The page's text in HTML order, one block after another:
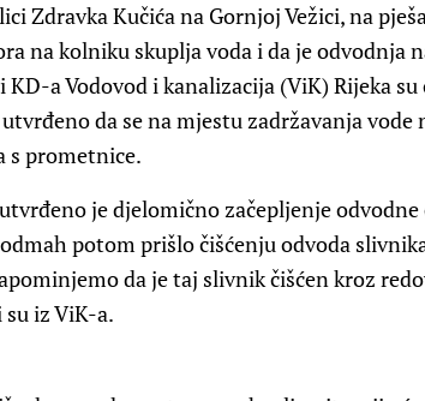
Zdravka Kučića na Gornjoj Vežici, na
na kolniku skuplja voda i da je odvodnja
a Vodovod i kanalizacija (ViK) Rijeka
da se na mjestu zadržavanja vode
s prometnice.
je djelomično začepljenje odvodne
potom prišlo čišćenju odvoda
da je taj slivnik čišćen kroz
iz ViK-a.